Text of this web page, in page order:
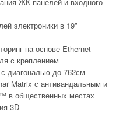
электроники в 19”
на основе Ethernet
с креплением
диагональю до 762см
Matrix с антивандальным и
в общественных местах
3D